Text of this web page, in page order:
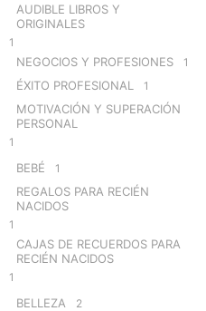
AUDIBLE LIBROS Y
ORIGINALES
1
NEGOCIOS Y PROFESIONES 1
ÉXITO PROFESIONAL 1
MOTIVACIÓN Y SUPERACIÓN
PERSONAL
1
BEBÉ 1
REGALOS PARA RECIÉN
NACIDOS
1
CAJAS DE RECUERDOS PARA
RECIÉN NACIDOS
1
BELLEZA 2